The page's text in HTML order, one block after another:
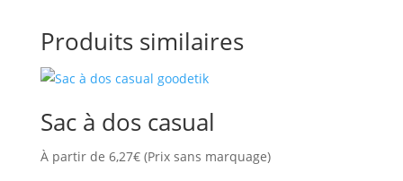
Produits similaires
Sac à dos casual
À partir de 6,27€(Prix sans marquage)